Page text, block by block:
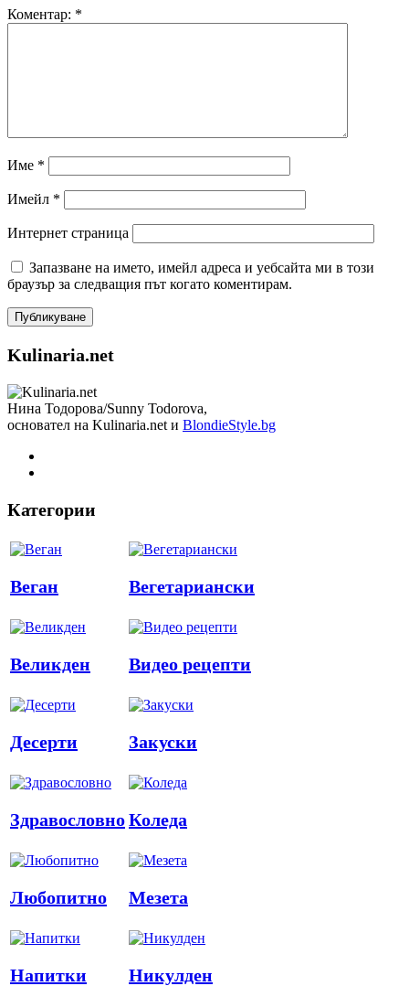
Коментар: *
Име *
Имейл *
Интернет страница
Запазване на името, имейл адреса и уебсайта ми в този
браузър за следващия път когато коментирам.
Kulinaria.net
Нина Тодорова/Sunny Todorova,
основател на Kulinaria.net и BlondieStyle.bg
Категории
Веган Вегетариански
Великден Видео рецепти
Десерти Закуски
ЗдравословноКоледа
Любопитно Мезета
Напитки Никулден